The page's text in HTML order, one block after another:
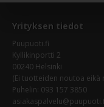
Yrityksen tiedot
Puupuoti.fi
Kyllikinportti 2
00240 Helsinki
(Ei tuotteiden noutoa eikä
Puhelin: 093 157 3850